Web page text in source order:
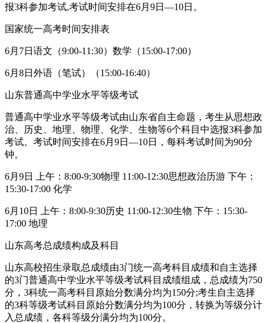
报3科参加考试,考试时间安排在6月9日—10日。
国家统一高考时间安排表
6月7日语文（9:00-11:30）数学（15:00-17:00）
6月8日外语（笔试）（15:00-16:40）
山东普通高中学业水平等级考试
普通高中学业水平等级考试由山东省自主命题，考生从思想政
治、历史、地理、物理、化学、生物等6个科目中选报3科参加
考试。考试时间安排在6月9日—10日，每科考试时间为90分
钟。
6月9日 上午：8:00-9:30物理 11:00-12:30思想政治历游 下午：
15:30-17:00 化学
6月10日 上午：8:00-9:30历史 11:00-12:30生物 下午：15:30-
17:00 地理
山东高考总成绩构成及科目
山东高校招生录取总成绩由3门统一高考科目成绩和自主选择
的3门普通高中学业水平等级考试科目成绩组成，总成绩为750
分，3科统一高考科目原始分数满分均为150分;考生自主选择
的3科等级考试科目原始分数满分均为100分，转换为等级分计
入总成绩，各科等级分满分均为100分。